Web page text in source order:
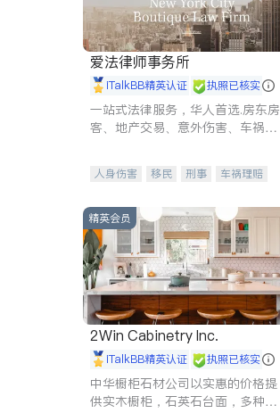
爱法律师事务所
iTalkBB精英认证 执照已核实
一站式法律服务，华人首选.房东房
客、地产交易、意外伤害、车祸重
人身伤害 移民 刑事
车祸理赔
商标注册
索赔 律师-其它 保释
精英会员
2Win Cabinetry Inc.
iTalkBB精英认证 执照已核实
中华橱柜石材公司以实惠的价格提
供实木橱柜，石英石台面，多种优